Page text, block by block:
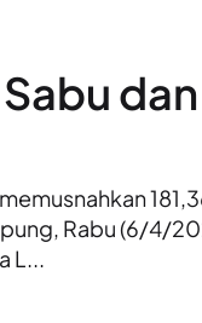
dan
Rabu (6/4/
L...